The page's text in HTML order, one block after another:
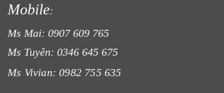
Mobile:
Ms Mai: 0907 609 765
Ms Tuyên: 0346 645 675
Ms Vivian: 0982 755 635